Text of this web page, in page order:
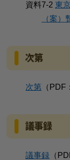
資料7-2 東
（案）
次第
次第 （PDF
議事録
議事録 （